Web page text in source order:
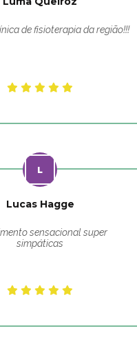
de fisioterapia da região!!!
Lucas Hagge
sensacional super
simpáticas